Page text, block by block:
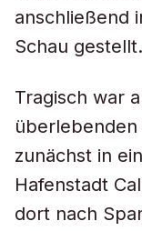
anschließend
Schau gestellt.
Tragisch war
überlebenden
zunächst in
Hafenstadt
dort nach